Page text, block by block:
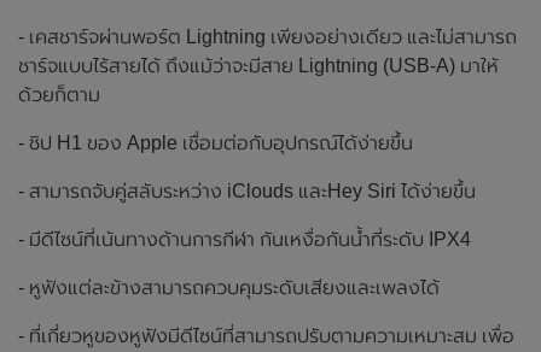
- เคสชาร์จผ่านพอร์ต Lightning เพียงอย่างเดียว และไม่สามารถ
ชาร์จแบบไร้สายได้ ถึงแม้ว่าจะมีสาย Lightning (USB-A) มาให้
ด้วยก็ตาม
- ชิป H1 ของ Apple เชื่อมต่อกับอุปกรณ์ได้ง่ายขึ้น
- สามารถจับคู่สลับระหว่าง iClouds และHey Siri ได้ง่ายขึ้น
- มีดีไซน์ที่เน้นทางด้านการกีฬา กันเหงื่อกันน้ำที่ระดับ IPX4
- หูฟังแต่ละข้างสามารถควบคุมระดับเสียงและเพลงได้
- ที่เกี่ยวหูของหูฟังมีดีไซน์ที่สามารถปรับตามความเหมาะสม เพื่อ